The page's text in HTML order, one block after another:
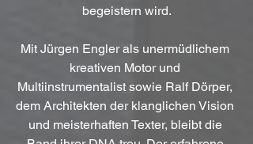
begeistern wird.
Mit Jürgen Engler als unermüdlichem
kreativen Motor und
Multiinstrumentalist sowie Ralf Dörper,
dem Architekten der klanglichen Vision
und meisterhaften Texter, bleibt die